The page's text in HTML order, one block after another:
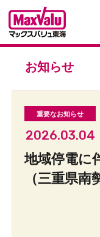
お知らせ
2026.03.04
地域停電に
（三重県南